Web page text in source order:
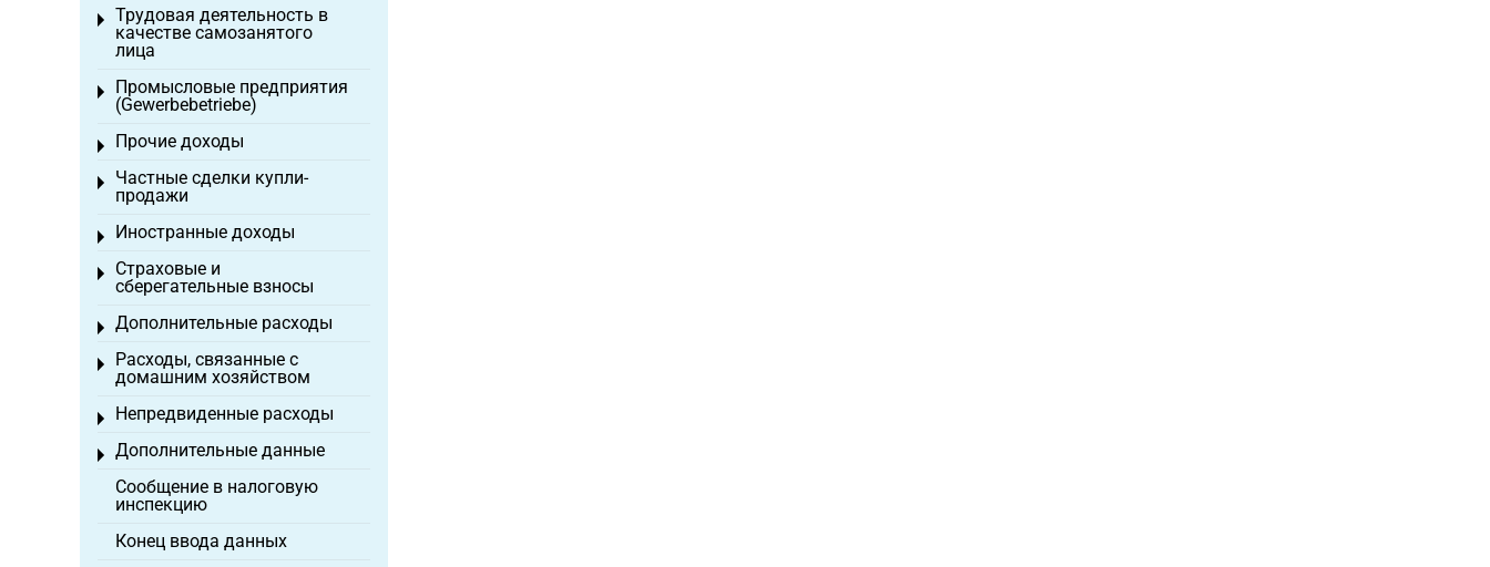
Трудовая деятельность в
качестве самозанятого
лица
Toggle menu
Промысловые предприятия
(Gewerbebetriebe)
Toggle menu
Прочие доходы
Toggle menu
Частные сделки купли-
продажи
Toggle menu
Иностранные доходы
Toggle menu
Страховые и
сберегательные взносы
Toggle menu
Дополнительные расходы
Toggle menu
Расходы, связанные с
домашним хозяйством
Toggle menu
Непредвиденные расходы
Toggle menu
Дополнительные данные
Toggle menu
Сообщение в налоговую
инспекцию
Конец ввода данных